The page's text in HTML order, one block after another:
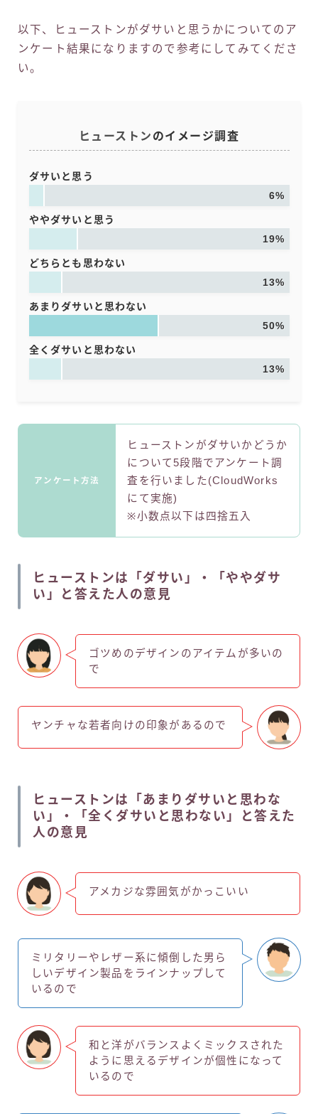
以下、ヒューストンがダサいと思うかについてのア
ンケート結果になりますので参考にしてみてくださ
い。
ヒューストン のイメージ調査
ダサいと思う
6%
ややダサいと思う
19%
どちらとも思わない
13%
あまりダサいと思わない
50%
全くダサいと思わない
13%
アンケート方法
ヒューストンがダサいかどうか
について5段階でアンケート調
査を行いました(CloudWorks
にて実施)
※小数点以下は四捨五入
ヒューストンは「ダサい」・「ややダサ
い」と答えた人の意見
ゴツめのデザインのアイテムが多いの
で
ヤンチャな若者向けの印象があるので
ヒューストンは「あまりダサいと思わな
い」・「全くダサいと思わない」と答えた
人の意見
アメカジな雰囲気がかっこいい
ミリタリーやレザー系に傾倒した男ら
しいデザイン製品をラインナップして
いるので
和と洋がバランスよくミックスされた
ように思えるデザインが個性になって
いるので